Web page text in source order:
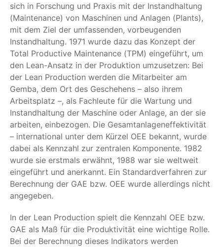
sich in Forschung und Praxis mit der Instandhaltung
(Maintenance) von Maschinen und Anlagen (Plants),
mit dem Ziel der umfassenden, vorbeugenden
Instandhaltung. 1971 wurde dazu das Konzept der
Total Productive Maintenance (TPM) eingeführt, um
den Lean-Ansatz in der Produktion umzusetzen: Bei
der Lean Production werden die Mitarbeiter am
Gemba, dem Ort des Geschehens – also ihrem
Arbeitsplatz –, als Fachleute für die Wartung und
Instandhaltung der Maschine oder Anlage, an der sie
arbeiten, einbezogen. Die Gesamtanlageneffektivität
– international unter dem Kürzel OEE bekannt, wurde
dabei als Kennzahl zur zentralen Komponente. 1982
wurde sie erstmals erwähnt, 1988 war sie weltweit
eingeführt und anerkannt. Ein Standardverfahren zur
Berechnung der GAE bzw. OEE wurde allerdings nicht
angegeben.
In der Lean Production spielt die Kennzahl OEE bzw.
GAE als Maß für die Produktivität eine wichtige Rolle.
Bei der Berechnung dieses Indikators werden